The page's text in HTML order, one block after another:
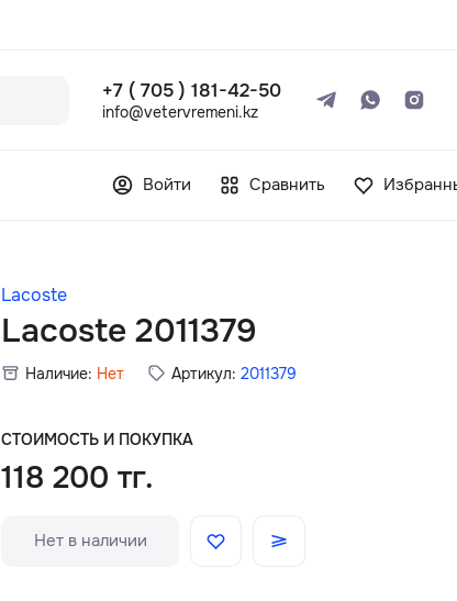
+7 ( 705 ) 181-42-50
info@vetervremeni.kz
Войти Сравнить
Lacoste
Lacoste 2011379
Наличие: Нет Артикул: 2011379
СТОИМОСТЬ И ПОКУПКА
118 200 тг.
Нет в наличии